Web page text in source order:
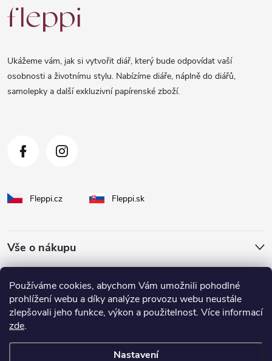
Používáme cookies, abychom Vám umožnili pohodlné
prohlížení webu a díky analýze provozu webu neustále
zlepšovali jeho funkce, výkon a použitelnost. Více informací
zde.
Nastavení
á
Ukážeme vám, jak si vytvořit diář, který bude odpovídat vaší
osobnosti a životnímu stylu. Nabízíme diáře, náplně do diářů,
samolepky a další exkluzivní papírenské zboží.
Fleppi.cz Fleppi.sk
Vše o nákupu
O Fleppi
Inspirace pro vás